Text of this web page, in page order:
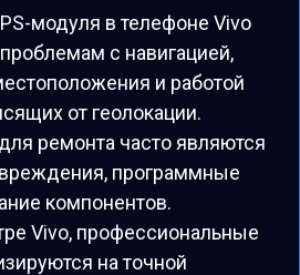
модуля в телефоне Vivo
с навигацией,
и работой
от геолокации.
ремонта часто являются
программные
компонентов.
Vivo, профессиональные
на точной